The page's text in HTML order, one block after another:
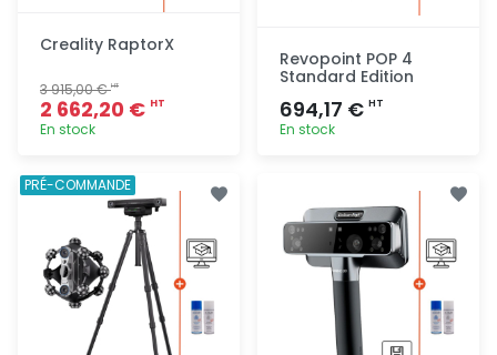
Creality RaptorX
3 915,00 €HT
2 662,20 € HT
En stock
rapide
Revopoint POP 4
Standard Edition
694,17 € HT
En stock
PRÉ-COMMANDE